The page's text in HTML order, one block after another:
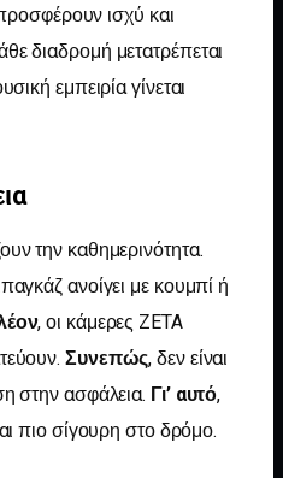
ισχύ και
διαδρομή μετατρέπεται
εμπειρία γίνεται
την καθημερινότητα.
ανοίγει με κουμπί ή
, οι κάμερες ZETA
Συνεπώς, δεν είναι
στην ασφάλεια. Γι’ αυτό,
πιο σίγουρη στο δρόμο.